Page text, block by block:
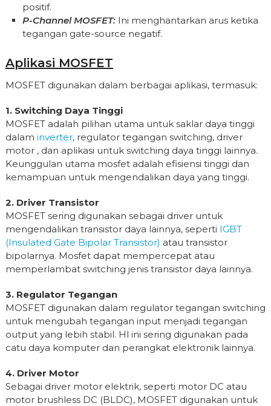
positif.
P-Channel MOSFET: Ini menghantarkan arus ketika
tegangan gate-source negatif.
Aplikasi MOSFET
MOSFET digunakan dalam berbagai aplikasi, termasuk:
1. Switching Daya Tinggi
MOSFET adalah pilihan utama untuk saklar daya tinggi
dalam inverter, regulator tegangan switching, driver
motor , dan aplikasi untuk switching daya tinggi lainnya.
Keunggulan utama mosfet adalah efisiensi tinggi dan
kemampuan untuk mengendalikan daya yang tinggi.
2. Driver Transistor
MOSFET sering digunakan sebagai driver untuk
mengendalikan transistor daya lainnya, seperti IGBT
(Insulated Gate Bipolar Transistor) atau transistor
bipolarnya. Mosfet dapat mempercepat atau
memperlambat switching jenis transistor daya lainnya.
3. Regulator Tegangan
MOSFET digunakan dalam regulator tegangan switching
untuk mengubah tegangan input menjadi tegangan
output yang lebih stabil. Hl ini sering digunakan pada
catu daya komputer dan perangkat elektronik lainnya.
4. Driver Motor
Sebagai driver motor elektrik, seperti motor DC atau
motor brushless DC (BLDC), MOSFET digunakan untuk